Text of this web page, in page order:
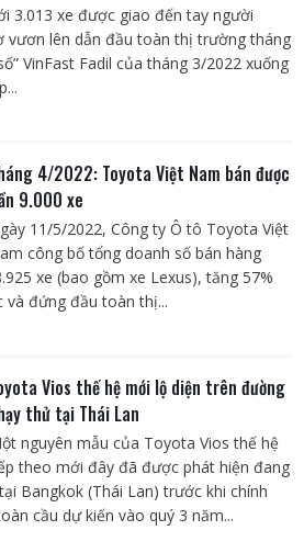
3.013 xe được giao đến tay người
vươn lên dẫn đầu toàn thị trường tháng
VinFast Fadil của tháng 3/2022 xuống
4/2022: Toyota Việt Nam bán được
9.000 xe
11/5/2022, Công ty Ô tô Toyota Việt
công bố tổng doanh số bán hàng
xe (bao gồm xe Lexus), tăng 57%
và đứng đầu toàn thị...
Vios thế hệ mới lộ diện trên đường
thử tại Thái Lan
nguyên mẫu của Toyota Vios thế hệ
theo mới đây đã được phát hiện đang
Bangkok (Thái Lan) trước khi chính
cầu dự kiến vào quý 3 năm...